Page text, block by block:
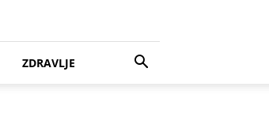
ZDRAVLJE